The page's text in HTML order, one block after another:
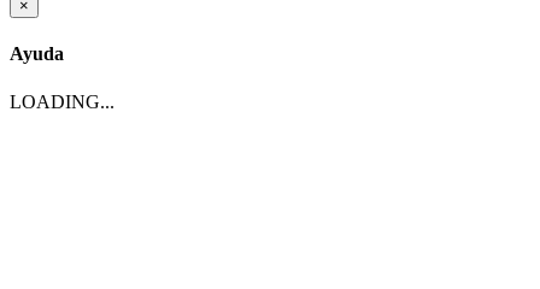
×
Ayuda
LOADING...